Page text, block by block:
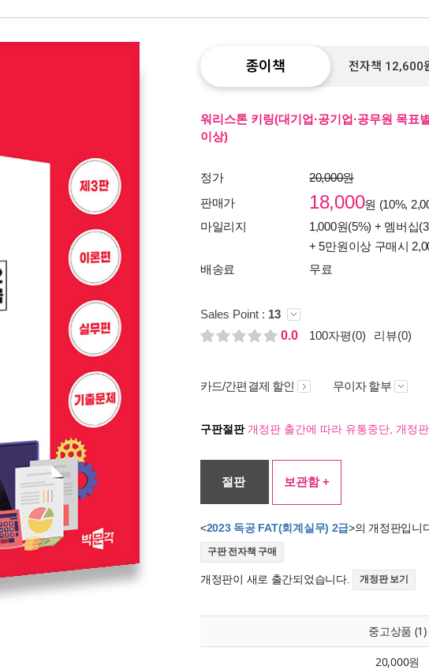
종이책 전자책 12,600
워리스톤 키링(대기업·공기업·공무원 목표
이상)
정가
20,000원
판매가
18,000원 (10%,
마일리지
1,000원(5%) + 멤버십
+ 5만원이상 구매시
배송료
무료
Sales Point : 13
0.0
100자평(0) 리뷰(0)
카드/간편결제 할인 무이자 할부
구판절판개정판 출간에 따라 유통중단, 개정
절판 보관함 +
<2023 독공 FAT(회계실무) 2급>의 개정판입니
구판 전자책 구매
개정판이 새로 출간되었습니다. 개정판 보기
중고상품 (1)
20,000원